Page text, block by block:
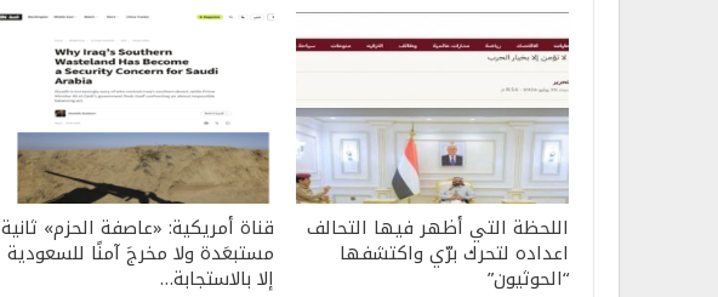
اللحظة التي أظهر فيها التحالف
اعداده لتحرك برّي واكتشفها
“الحوثيون”
قناة أمريكية: «عاصفة الحزم» ثانية
مستبعَدة ولا مخرجَ آمنًا للسعودية
إلا بالاستجابة…